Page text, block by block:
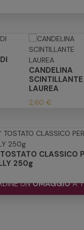
CANDELINA
SCINTILLANTE
LAUREA
2,60 €
CLASSICO
250g
A TUA SCELTA